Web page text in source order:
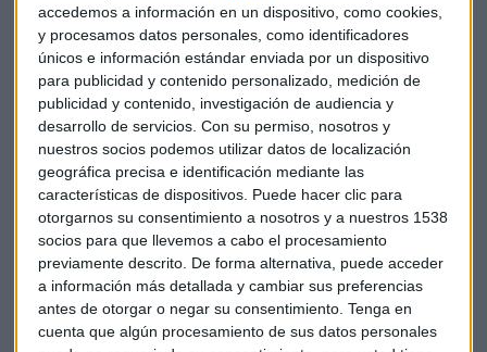
accedemos a información en un dispositivo, como cookies,
y procesamos datos personales, como identificadores
únicos e información estándar enviada por un dispositivo
para publicidad y contenido personalizado, medición de
publicidad y contenido, investigación de audiencia y
desarrollo de servicios. Con su permiso, nosotros y
nuestros socios podemos utilizar datos de localización
geográfica precisa e identificación mediante las
características de dispositivos. Puede hacer clic para
otorgarnos su consentimiento a nosotros y a nuestros 1538
socios para que llevemos a cabo el procesamiento
previamente descrito. De forma alternativa, puede acceder
a información más detallada y cambiar sus preferencias
antes de otorgar o negar su consentimiento. Tenga en
cuenta que algún procesamiento de sus datos personales
Ignacio Galán
Remuneración al accionista
Iberdrola eleva un 5% la remuneración al accionista hasta
0,44 euros por acción. ElConsejo de Administración va a